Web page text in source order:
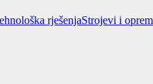
rješenjaStrojevi i